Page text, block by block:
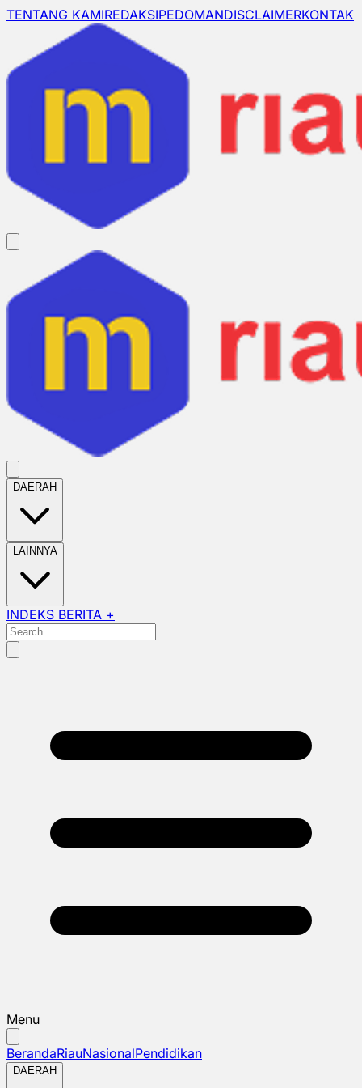
TENTANG KAMIREDAKSIPEDOMANDISCLAIMERKONTAK
DAERAH
LAINNYA
INDEKS BERITA +
Menu
BerandaRiauNasionalPendidikan
DAERAH